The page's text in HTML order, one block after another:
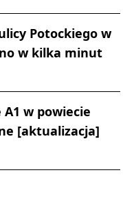
Potockiego w
w kilka minut
w powiecie
[aktualizacja]